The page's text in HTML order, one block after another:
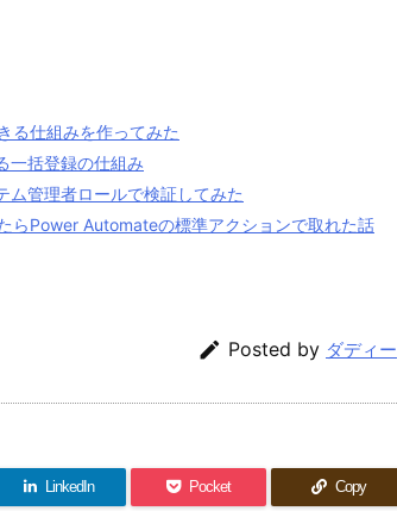
る仕組みを作ってみた
一括登録の仕組み
ム管理者ロールで検証してみた
らPower Automateの標準アクションで取れた話
 Posted by ダディー
LinkedIn Pocket Copy